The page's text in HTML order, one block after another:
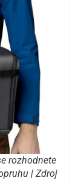
rozhodnete
| Zdroj